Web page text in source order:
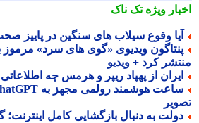
ویژهتک ناک
وقوع سیلاب های سنگین در پاییز صحت
ویدیوی «گوی های سرد» مرموز بر
کرد + ویدیو
از پهپاد ریپر و هرمس چه اطلاعاتی
به دنبال بازگشایی کامل اینترنت؛